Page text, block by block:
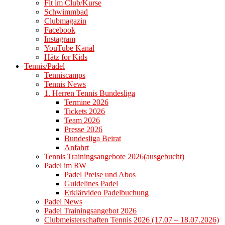
Fit im Club/Kurse
Schwimmbad
Clubmagazin
Facebook
Instagram
YouTube Kanal
Hätz for Kids
Tennis/Padel
Tenniscamps
Tennis News
1. Herren Tennis Bundesliga
Termine 2026
Tickets 2026
Team 2026
Presse 2026
Bundesliga Beirat
Anfahrt
Tennis Trainingsangebote 2026(ausgebucht)
Padel im RW
Padel Preise und Abos
Guidelines Padel
Erklärvideo Padelbuchung
Padel News
Padel Trainingsangebot 2026
Clubmeisterschaften Tennis 2026 (17.07 – 18.07.2026)